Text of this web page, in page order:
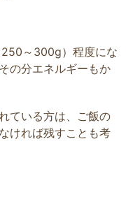
～300g）程度にな
の分エネルギーもか
ている方は、ご飯の
ければ残すことも考